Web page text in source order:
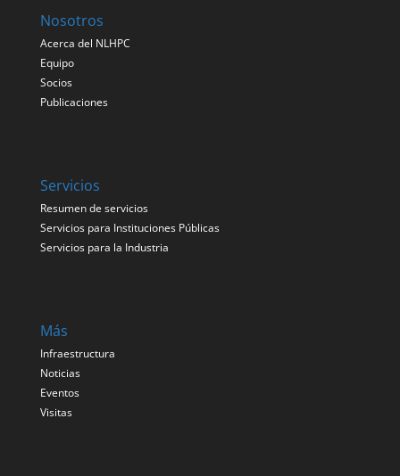
Nosotros
Acerca del NLHPC
Equipo
Socios
Publicaciones
Servicios
Resumen de servicios
Servicios para Instituciones Públicas
Servicios para la Industria
Más
Infraestructura
Noticias
Eventos
Visitas